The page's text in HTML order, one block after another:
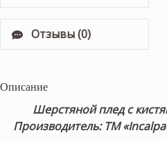
Отзывы (0)
Описание
Шерстяной плед с
Производитель: ТМ